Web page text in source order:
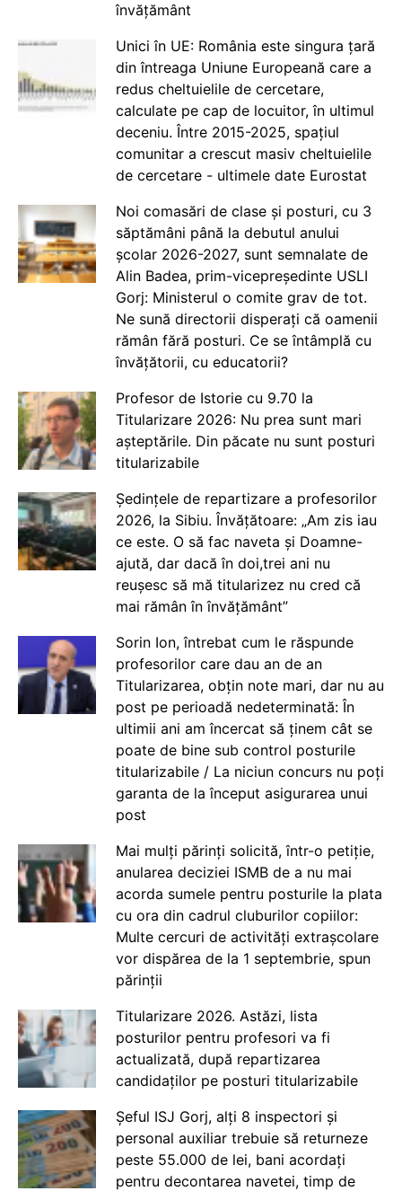
învățământ
Unici în UE: România este singura țară
din întreaga Uniune Europeană care a
redus cheltuielile de cercetare,
calculate pe cap de locuitor, în ultimul
deceniu. Între 2015-2025, spațiul
comunitar a crescut masiv cheltuielile
de cercetare - ultimele date Eurostat
Noi comasări de clase și posturi, cu 3
săptămâni până la debutul anului
școlar 2026-2027, sunt semnalate de
Alin Badea, prim-vicepreședinte USLI
Gorj: Ministerul o comite grav de tot.
Ne sună directorii disperați că oamenii
rămân fără posturi. Ce se întâmplă cu
învățătorii, cu educatorii?
Profesor de Istorie cu 9.70 la
Titularizare 2026: Nu prea sunt mari
așteptările. Din păcate nu sunt posturi
titularizabile
Ședințele de repartizare a profesorilor
2026, la Sibiu. Învățătoare: „Am zis iau
ce este. O să fac naveta și Doamne-
ajută, dar dacă în doi,trei ani nu
reușesc să mă titularizez nu cred că
mai rămân în învățământ”
Sorin Ion, întrebat cum le răspunde
profesorilor care dau an de an
Titularizarea, obțin note mari, dar nu au
post pe perioadă nedeterminată: În
ultimii ani am încercat să ținem cât se
poate de bine sub control posturile
titularizabile / La niciun concurs nu poți
garanta de la început asigurarea unui
post
Mai mulți părinți solicită, într-o petiție,
anularea deciziei ISMB de a nu mai
acorda sumele pentru posturile la plata
cu ora din cadrul cluburilor copiilor:
Multe cercuri de activități extrașcolare
vor dispărea de la 1 septembrie, spun
părinții
Titularizare 2026. Astăzi, lista
posturilor pentru profesori va fi
actualizată, după repartizarea
candidaților pe posturi titularizabile
Șeful ISJ Gorj, alți 8 inspectori și
personal auxiliar trebuie să returneze
peste 55.000 de lei, bani acordați
pentru decontarea navetei, timp de